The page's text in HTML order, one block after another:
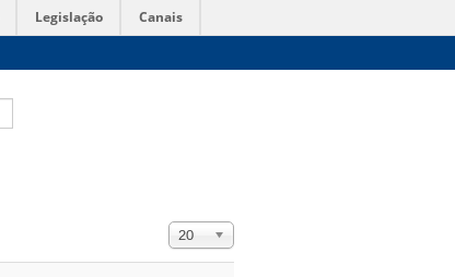
Legislação Canais
Exibir #
20